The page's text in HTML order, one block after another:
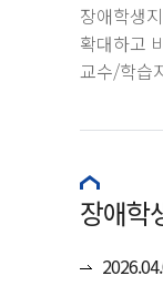
장애학생
확대하고
교수/학습
장애학